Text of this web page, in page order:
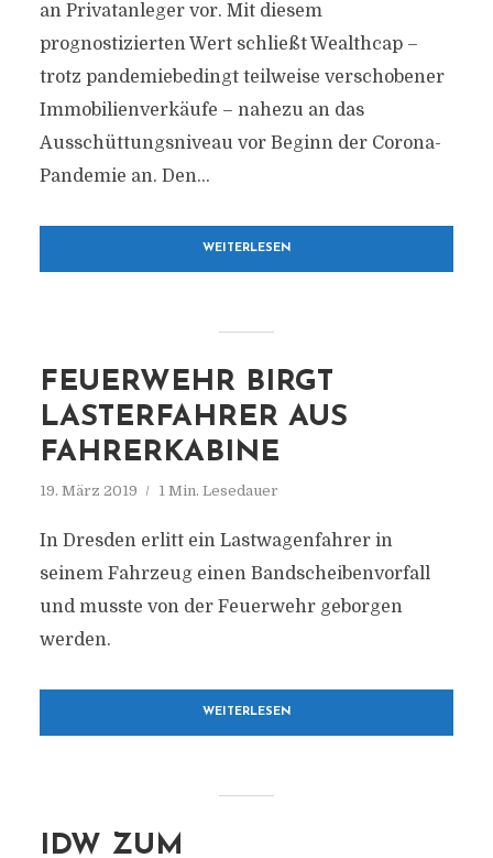
an Privatanleger vor. Mit diesem
prognostizierten Wert schließt Wealthcap –
trotz pandemiebedingt teilweise verschobener
Immobilienverkäufe – nahezu an das
Ausschüttungsniveau vor Beginn der Corona-
Pandemie an. Den...
WEITERLESEN
FEUERWEHR BIRGT
LASTERFAHRER AUS
FAHRERKABINE
19. März 2019 1 Min. Lesedauer
In Dresden erlitt ein Lastwagenfahrer in
seinem Fahrzeug einen Bandscheibenvorfall
und musste von der Feuerwehr geborgen
werden.
WEITERLESEN
IDW ZUM